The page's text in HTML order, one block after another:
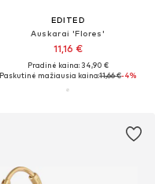
EDITED
Auskarai 'Flores'
11,16 €
Pradinė kaina: 34,90 €
Paskutinė mažiausia kaina:11,66 €-4%